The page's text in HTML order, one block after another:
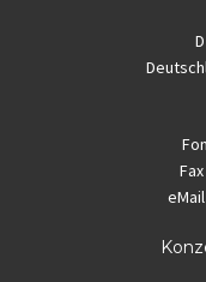
Fon
Fax
eMail